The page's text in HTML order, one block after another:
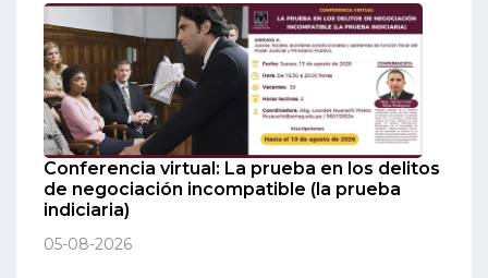
Conferencia virtual: La prueba en los delitos
de negociación incompatible (la prueba
indiciaria)
05-08-2026